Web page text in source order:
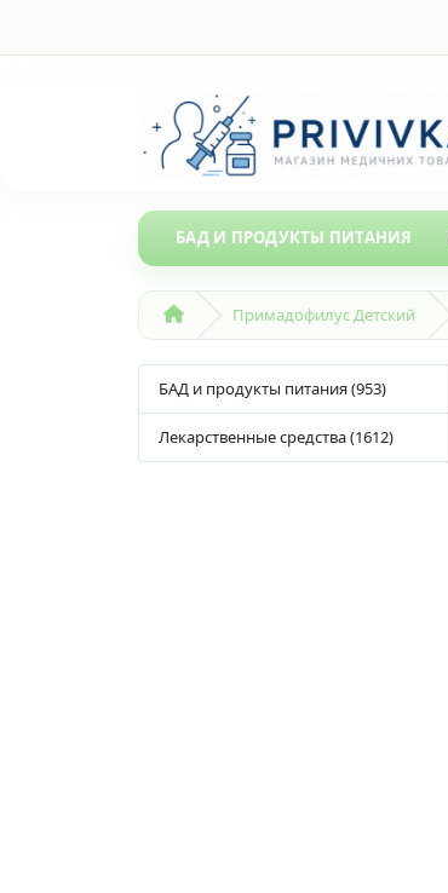
БАД И ПРОДУКТЫ ПИТАНИЯ
Примадофилус Детский
БАД и продукты питания (953)
Лекарственные средства (1612)